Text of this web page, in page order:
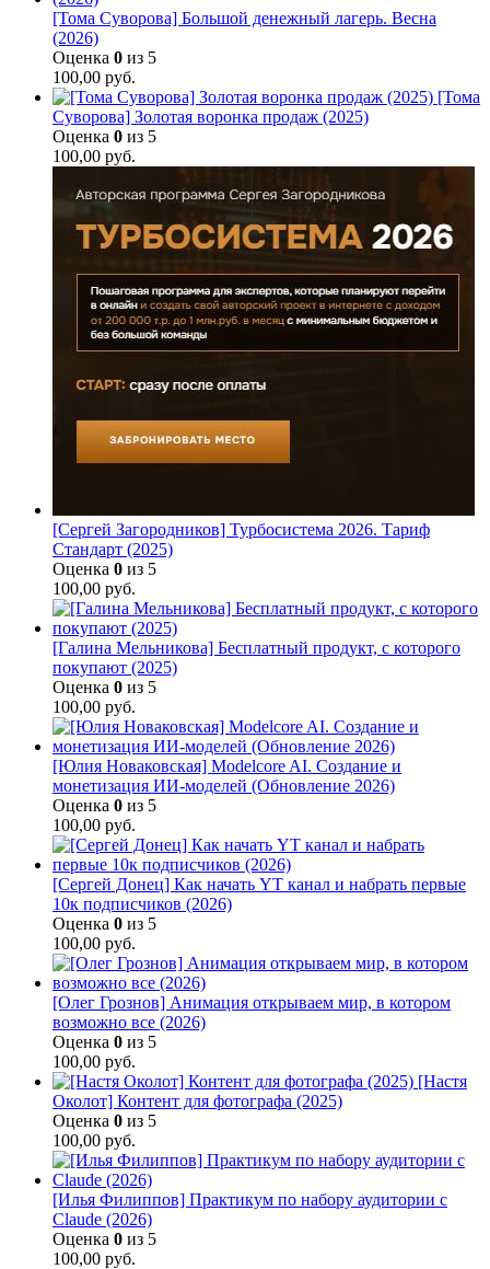
[Тома Суворова] Большой денежный лагерь. Весна
(2026)
Оценка 0 из 5
100,00 руб.
[Тома
Суворова] Золотая воронка продаж (2025)
Оценка 0 из 5
100,00 руб.
[Сергей Загородников] Турбосистема 2026. Тариф
Стандарт (2025)
Оценка 0 из 5
100,00 руб.
[Галина Мельникова] Бесплатный продукт, с которого
покупают (2025)
Оценка 0 из 5
100,00 руб.
[Юлия Новаковская] Modelcore AI. Создание и
монетизация ИИ-моделей (Обновление 2026)
Оценка 0 из 5
100,00 руб.
[Сергей Донец] Как начать YT канал и набрать первые
10к подписчиков (2026)
Оценка 0 из 5
100,00 руб.
[Олег Грознов] Анимация открываем мир, в котором
возможно все (2026)
Оценка 0 из 5
100,00 руб.
[Настя
Околот] Контент для фотографа (2025)
Оценка 0 из 5
100,00 руб.
[Илья Филиппов] Практикум по набору аудитории с
Claude (2026)
Оценка 0 из 5
100,00 руб.